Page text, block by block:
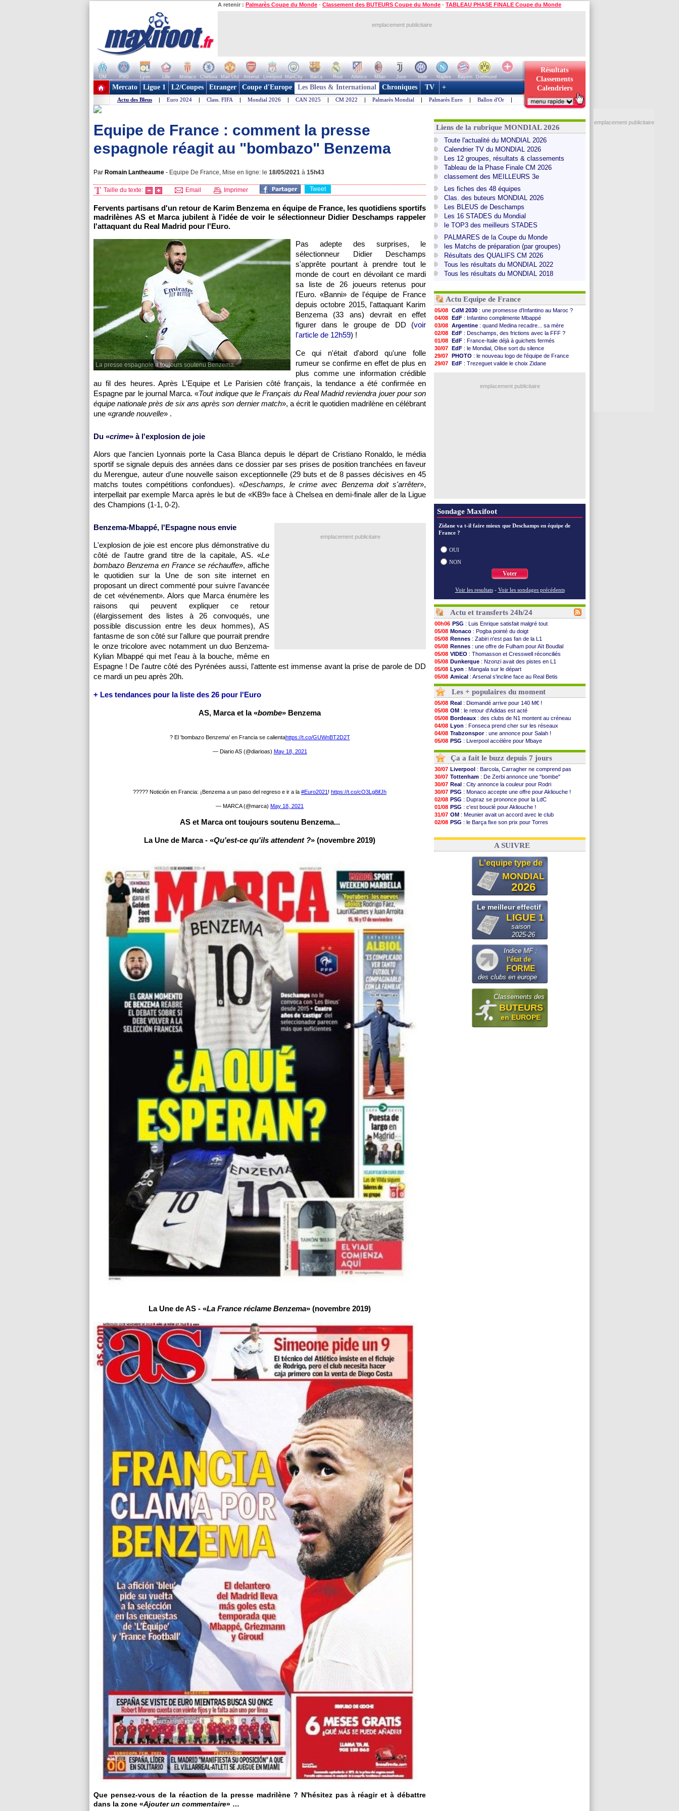
A retenir : Palmarès Coupe du Monde - Classement des BUTEURS Coupe du Monde - TABLEAU PHASE FINALE Coupe du Monde
emplacement publicitaire
OM PSG Lyon Lille Monaco Chelsea Man Utd Arsenal Liverpool ManCity Barca Real Atletico Milan Juve Inter Naples Bayern
Dortmund
+ de clubs
Résultats
Classements
Calendriers
Mercato Ligue 1 L2/Coupes Etranger Coupe d'Europe Les Bleus & International Chroniques TV +
Actu des Bleus | Euro 2024 | Class. FIFA | Mondial 2026 | CAN 2025 | CM 2022 | Palmarès Mondial | Palmarès Euro | Ballon d'Or |
Equipe de France : comment la presse
espagnole réagit au "bombazo" Benzema
Par Romain Lantheaume - Equipe De France, Mise en ligne: le 18/05/2021 à 15h43
Taille du texte: Email Imprimer Tweet
Fervents partisans d'un retour de Karim Benzema en équipe de France, les quotidiens sportifs
madrilènes AS et Marca jubilent à l'idée de voir le sélectionneur Didier Deschamps rappeler
l'attaquant du Real Madrid pour l'Euro.
La presse espagnole a toujours soutenu Benzema.
Pas adepte des surprises, le
sélectionneur Didier Deschamps
s'apprête pourtant à prendre tout le
monde de court en dévoilant ce mardi
sa liste de 26 joueurs retenus pour
l'Euro. «Banni» de l'équipe de France
depuis octobre 2015, l'attaquant Karim
Benzema (33 ans) devrait en effet
figurer dans le groupe de DD (voir
l'article de 12h59) !
Ce qui n'était d'abord qu'une folle
rumeur se confirme en effet de plus en
plus comme une information crédible
au fil des heures. Après L'Equipe et Le Parisien côté français, la tendance a été confirmée en
Espagne par le journal Marca. «Tout indique que le Français du Real Madrid reviendra jouer pour son
équipe nationale près de six ans après son dernier match», a écrit le quotidien madrilène en célébrant
une «grande nouvelle» .
Du «crime» à l'explosion de joie
Alors que l'ancien Lyonnais porte la Casa Blanca depuis le départ de Cristiano Ronaldo, le média
sportif se signale depuis des années dans ce dossier par ses prises de position tranchées en faveur
du Merengue, auteur d'une nouvelle saison exceptionnelle (29 buts et de 8 passes décisives en 45
matchs toutes compétitions confondues). «Deschamps, le crime avec Benzema doit s'arrêter»,
interpellait par exemple Marca après le but de «KB9» face à Chelsea en demi-finale aller de la Ligue
des Champions (1-1, 0-2).
emplacement publicitaire
Benzema-Mbappé, l'Espagne nous envie
L'explosion de joie est encore plus démonstrative du
côté de l'autre grand titre de la capitale, AS. «Le
bombazo Benzema en France se réchauffe», affiche
le quotidien sur la Une de son site internet en
proposant un direct commenté pour suivre l'avancée
de cet «événement». Alors que Marca énumère les
raisons qui peuvent expliquer ce retour
(élargissement des listes à 26 convoqués, une
possible discussion entre les deux hommes), AS
fantasme de son côté sur l'allure que pourrait prendre
le onze tricolore avec notamment un duo Benzema-
Kylian Mbappé qui met l'eau à la bouche, même en
Espagne ! De l'autre côté des Pyrénées aussi, l'attente est immense avant la prise de parole de DD
ce mardi un peu après 20h.
+ Les tendances pour la liste des 26 pour l'Euro
AS, Marca et la «bombe» Benzema
? El 'bombazo Benzema' en Francia se calientahttps://t.co/GUWnBT2D2T
— Diario AS (@diarioas) May 18, 2021
????? Notición en Francia: ¡Benzema a un paso del regreso e ir a la #Euro2021 ! https://t.co/cO3Lg8ifJh
— MARCA (@marca) May 18, 2021
AS et Marca ont toujours soutenu Benzema...
La Une de Marca - «Qu'est-ce qu'ils attendent ?» (novembre 2019)
La Une de AS - «La France réclame Benzema» (novembre 2019)
Que pensez-vous de la réaction de la presse madrilène ? N'hésitez pas à réagir et à débattre
dans la zone «Ajouter un commentaire» …
Liens de la rubrique MONDIAL 2026
Toute l'actualité du MONDIAL 2026
Calendrier TV du MONDIAL 2026
Les 12 groupes, résultats & classements
Tableau de la Phase Finale CM 2026
classement des MEILLEURS 3e
Les fiches des 48 équipes
Clas. des buteurs MONDIAL 2026
Les BLEUS de Deschamps
Les 16 STADES du Mondial
le TOP3 des meilleurs STADES
PALMARES de la Coupe du Monde
les Matchs de préparation (par groupes)
Résultats des QUALIFS CM 2026
Tous les résultats du MONDIAL 2022
Tous les résultats du MONDIAL 2018
Actu Equipe de France
05/08 CdM 2030 : une promesse d'Infantino au Maroc ?
04/08 EdF : Infantino complimente Mbappé
03/08 Argentine : quand Medina recadre... sa mère
02/08 EdF : Deschamps, des frictions avec la FFF ?
01/08 EdF : France-Italie déjà à guichets fermés
30/07 EdF : le Mondial, Olise sort du silence
29/07 PHOTO : le nouveau logo de l'équipe de France
29/07 EdF : Trezeguet valide le choix Zidane
: le message de Mbappé à Zidane
emplacement publicitaire
Sondage Maxifoot
Zidane va t-il faire mieux que Deschamps en équipe de
France ?
OUI
NON
Voter
Voir les resultats - Voir les sondages précédents
Actu et transferts 24h/24
00h06 PSG : Luis Enrique satisfait malgré tout
05/08 Monaco : Pogba pointé du doigt
05/08 Rennes : Zabiri n'est pas fan de la L1
05/08 Rennes : une offre de Fulham pour Aït Boudlal
05/08 VIDEO : Thomasson et Cresswell réconciliés
05/08 Dunkerque : Nzonzi avait des pistes en L1
05/08 Lyon : Mangala sur le départ
05/08 Amical : Arsenal s'incline face au Real Betis
05/08 Amical: lourde défaite pour le PSG
05/08
Man City: Maresca flou pour Reijnders
05/08 LdC: Fenerbahçe prend une belle option
05/08 Al-Diriyah: Mbemba arrive libre (officiel)
05/08 Atletico: le plan d'Alvarez à son retour
05/08 Amical: premier succès pour Brest
05/08 VIDEO: le joli but de Greenwood avec le Fener !
05/08 CdM 2030: une promesse d'Infantino au Maroc ...
05/08 PSG : la compo pour le premier match amical
05/08 Newcastle: Jaissle est le nouveau coach (off.)
05/08
Real: une nouvelle offre pour Vinicius
05/08 Amical: l'OM domine Al-Shahaniya
05/08 Monaco: Cabral a prolongé (officiel)
05/08 Atletico: Molina va signer à la Roma
05/08 Real : Diomandé arrive pour 140 M€ !
05/08 Arsenal: Havertz en veut encore plus
Voir les brèves précédentes
Les + populaires du moment
05/08 Real : Diomandé arrive pour 140 M€ !
05/08 OM : le retour d'Adidas est acté
05/08 Bordeaux : des clubs de N1 montent au créneau
04/08 Lyon : Fonseca prend cher sur les réseaux
04/08 Trabzonspor : une annonce pour Salah !
05/08 PSG : Liverpool accélère pour Mbaye
04/08
Nice: 3 joueurs écartés du groupe pro
Ça a fait le buzz depuis 7 jours
30/07 Liverpool : Barcola, Carragher ne comprend pas
30/07 Tottenham : De Zerbi annonce une "bombe"
30/07 Real : City annonce la couleur pour Rodri
30/07 PSG : Monaco accepte une offre pour Akliouche !
02/08 PSG : Dupraz se prononce pour la LdC
01/08 PSG : c'est bouclé pour Akliouche !
31/07 OM : Meunier avait un accord avec le club
02/08 PSG : le Barça fixe son prix pour Torres
01/08 Barça: Torres souhaite rejoindre le PSG !
A SUIVRE
L'equipe type de
MONDIAL
2026
Le meilleur effectif
LIGUE 1
saison
2025-26
Indice MF :
l'état de
FORME
des clubs en europe
Classements des
BUTEURS
en EUROPE
emplacement publicitaire